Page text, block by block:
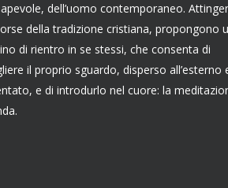
dell’uomo contemporaneo.
della tradizione cristiana, propongono
di rientro in se stessi, che consenta di
il proprio sguardo, disperso all’esterno
e di introdurlo nel cuore: la